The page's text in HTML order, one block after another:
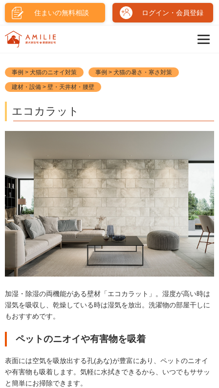
住まいの無料相談 ログイン・会員登録
事例 > 犬猫のニオイ対策 事例 > 犬猫の暑さ・寒さ対策
建材・設備 > 壁・天井材・腰壁
エコカラット
加湿・除湿の両機能がある壁材「エコカラット」。湿度が高い時は
湿気を吸収し、乾燥している時は湿気を放出。洗濯物の部屋干しに
もおすすめです。
ペットのニオイや有害物を吸着
表面には空気を吸放出する孔(あな)が豊富にあり、ペットのニオイ
や有害物も吸着します。気軽に水拭きできるから、いつでもササッ
と簡単にお掃除できます。